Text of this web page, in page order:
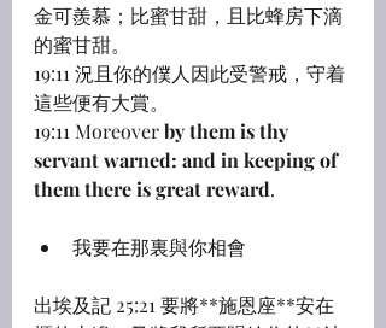
金可羨慕；比蜜甘甜，且比蜂房下滴
的蜜甘甜。
19:11 況且你的僕人因此受警戒，守着
這些便有大賞。
19:11 Moreover by them is thy
servant warned: and in keeping of
them there is great reward.
我要在那裏與你相會
出埃及記 25:21 要將**施恩座**安在